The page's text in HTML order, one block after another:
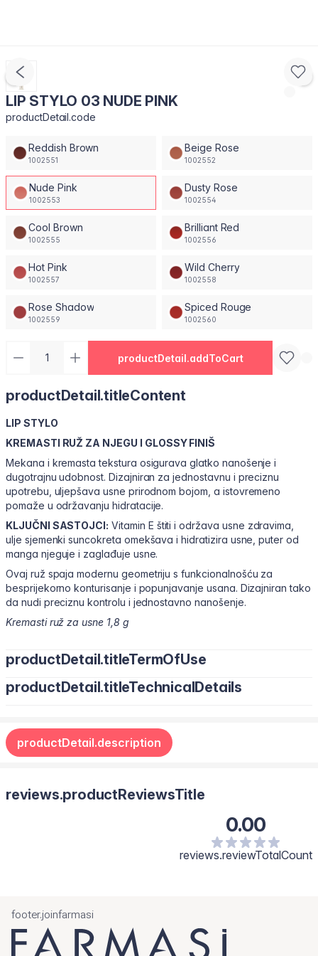
LIP STYLO 03 NUDE PINK
productDetail.code
Reddish Brown
1002551
Beige Rose
1002552
Nude Pink
1002553
Dusty Rose
1002554
Cool Brown
1002555
Brilliant Red
1002556
Hot Pink
1002557
Wild Cherry
1002558
Rose Shadow
1002559
Spiced Rouge
1002560
productDetail.addToCart
productDetail.titleContent
LIP STYLO
KREMASTI RUŽ ZA NJEGU I GLOSSY FINIŠ
Mekana i kremasta tekstura osigurava glatko nanošenje i
dugotrajnu udobnost. Dizajniran za jednostavnu i preciznu
upotrebu, uljepšava usne prirodnom bojom, a istovremeno
pomaže u održavanju hidratacije.
KLJUČNI SASTOJCI: Vitamin E štiti i održava usne zdravima,
ulje sjemenki suncokreta omekšava i hidratizira usne, puter od
manga njeguje i zaglađuje usne.
Ovaj ruž spaja modernu geometriju s funkcionalnošću za
besprijekorno konturisanje i popunjavanje usana. Dizajniran tako
da nudi preciznu kontrolu i jednostavno nanošenje.
Kremasti ruž za usne 1,8 g
productDetail.titleTermOfUse
productDetail.titleTechnicalDetails
productDetail.description
reviews.productReviewsTitle
0.00
reviews.reviewTotalCount
footer.joinfarmasi